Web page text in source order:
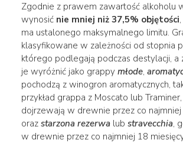
Zgodnie z prawem zawartość alkoholu
wynosić nie mniej niż 37,5% objętości
ma ustalonego maksymalnego limitu.
klasyfikowane w zależności od stopnia
którego podlegają podczas destylacji, a
je wyróżnić jako grappy młode,
pochodzą z winogron aromatycznych,
przykład grappa z Moscato lub Traminer,
dojrzewają w drewnie przez co
oraz starzona rezerwalub stravecchia,
w drewnie przez co najmniej 18